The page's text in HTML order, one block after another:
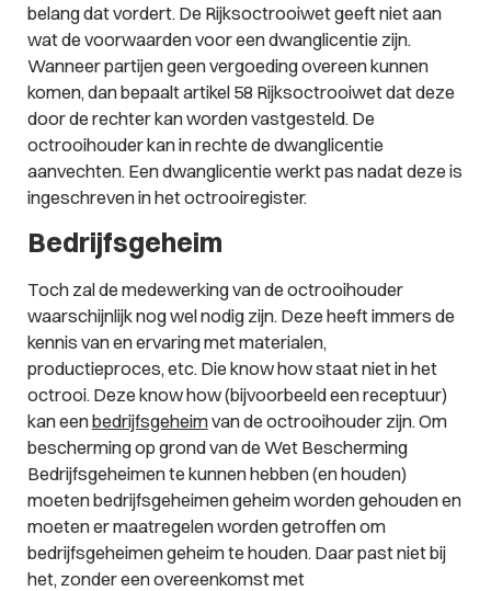
belang dat vordert. De Rijksoctrooiwet geeft niet aan
wat de voorwaarden voor een dwanglicentie zijn.
Wanneer partijen geen vergoeding overeen kunnen
komen, dan bepaalt artikel 58 Rijksoctrooiwet dat deze
door de rechter kan worden vastgesteld. De
octrooihouder kan in rechte de dwanglicentie
aanvechten. Een dwanglicentie werkt pas nadat deze is
ingeschreven in het octrooiregister.
Bedrijfsgeheim
Toch zal de medewerking van de octrooihouder
waarschijnlijk nog wel nodig zijn. Deze heeft immers de
kennis van en ervaring met materialen,
productieproces, etc. Die know how staat niet in het
octrooi. Deze know how (bijvoorbeeld een receptuur)
kan eenbedrijfsgeheimvan de octrooihouder zijn. Om
bescherming op grond van de Wet Bescherming
Bedrijfsgeheimen te kunnen hebben (en houden)
moeten bedrijfsgeheimen geheim worden gehouden en
moeten er maatregelen worden getroffen om
bedrijfsgeheimen geheim te houden. Daar past niet bij
het, zonder een overeenkomst met